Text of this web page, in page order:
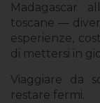
Madagascar
toscane —
esperienze,
di mettersi in
Viaggiare da
restare fermi.